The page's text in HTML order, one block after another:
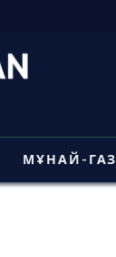
МҰНАЙ-ГАЗ